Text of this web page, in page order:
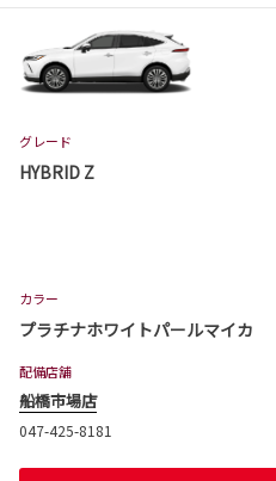
グレード
HYBRID Z
カラー
プラチナホワイトパールマイカ
配備店舗
船橋市場店
047-425-8181